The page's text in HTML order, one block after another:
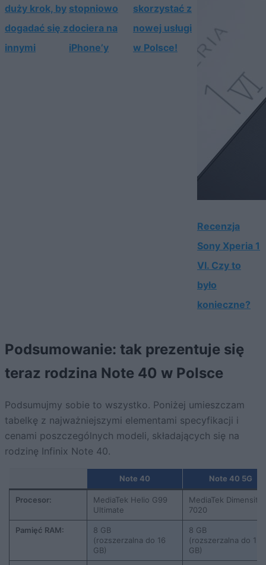
duży krok, by
dogadać się z
innymi
stopniowo
dociera na
iPhone’y
skorzystać z
nowej usługi
w Polsce!
Recenzja
Sony Xperia 1
VI. Czy to
było
konieczne?
Podsumowanie: tak prezentuje się
teraz rodzina Note 40 w Polsce
Podsumujmy sobie to wszystko. Poniżej umieszczam
tabelkę z najważniejszymi elementami specyfikacji i
cenami poszczególnych modeli, składających się na
rodzinę Infinix Note 40.
Note 40 Note 40 5G
Procesor:
MediaTek Helio G99
Ultimate
MediaTek Dimensity
7020
Pamięć RAM:
8 GB
(rozszerzalna do 16
GB)
8 GB
(rozszerzalna do 12
GB)